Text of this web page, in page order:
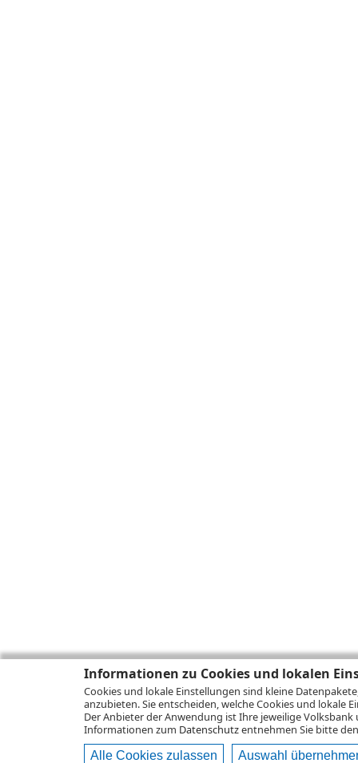
Informationen zu Cookies und lokalen
Cookies und lokale Einstellungen sind kleine
anzubieten. Sie entscheiden, welche Cookies und lokale
Der Anbieter der Anwendung ist Ihre jeweilige Volksbank
Informationen zum Datenschutzentnehmen Sie bitte
Alle Cookies zulassen Auswahl